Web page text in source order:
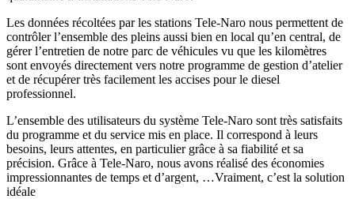
Les données récoltées par les stations Tele-Naro nous permettent de
contrôler l’ensemble des pleins aussi bien en local qu’en central, de
gérer l’entretien de notre parc de véhicules vu que les kilomètres
sont envoyés directement vers notre programme de gestion d’atelier
et de récupérer très facilement les accises pour le diesel
professionnel.
L’ensemble des utilisateurs du système Tele-Naro sont très satisfaits
du programme et du service mis en place. Il correspond à leurs
besoins, leurs attentes, en particulier grâce à sa fiabilité et sa
précision. Grâce à Tele-Naro, nous avons réalisé des économies
impressionnantes de temps et d’argent, …Vraiment, c’est la solution
idéale